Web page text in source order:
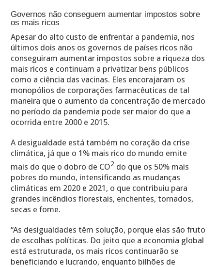
Governos não conseguem aumentar impostos sobre
os mais ricos
Apesar do alto custo de enfrentar a pandemia, nos
últimos dois anos os governos de países ricos não
conseguiram aumentar impostos sobre a riqueza dos
mais ricos e continuam a privatizar bens públicos
como a ciência das vacinas. Eles encorajaram os
monopólios de corporações farmacêuticas de tal
maneira que o aumento da concentração de mercado
no período da pandemia pode ser maior do que a
ocorrida entre 2000 e 2015.
A desigualdade está também no coração da crise
climática, já que o 1% mais rico do mundo emite
mais do que o dobro de CO2 do que os 50% mais
pobres do mundo, intensificando as mudanças
climáticas em 2020 e 2021, o que contribuiu para
grandes incêndios florestais, enchentes, tornados,
secas e fome.
“As desigualdades têm solução, porque elas são fruto
de escolhas políticas. Do jeito que a economia global
está estruturada, os mais ricos continuarão se
beneficiando e lucrando, enquanto bilhões de